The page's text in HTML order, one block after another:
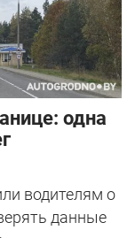
одна
водителям о
данные